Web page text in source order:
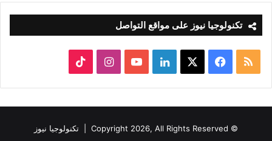
تكنولوجيا نيوز على مواقع التواصل
ملخص
الموقع
RSS
فيسبوك لينكدإن‫YouTubeانستقرام
© Copyright 2026, All Rights Reserved | تكنولوجيا نيوز